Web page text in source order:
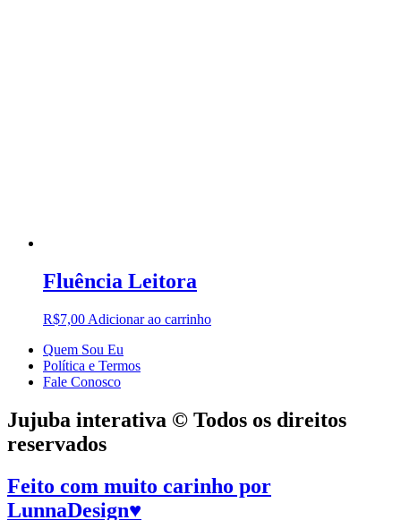
Fluência Leitora
R$7,00 Adicionar ao carrinho
Quem Sou Eu
Política e Termos
Fale Conosco
Jujuba interativa © Todos os direitos
reservados
Feito com muito carinho por
LunnaDesign♥